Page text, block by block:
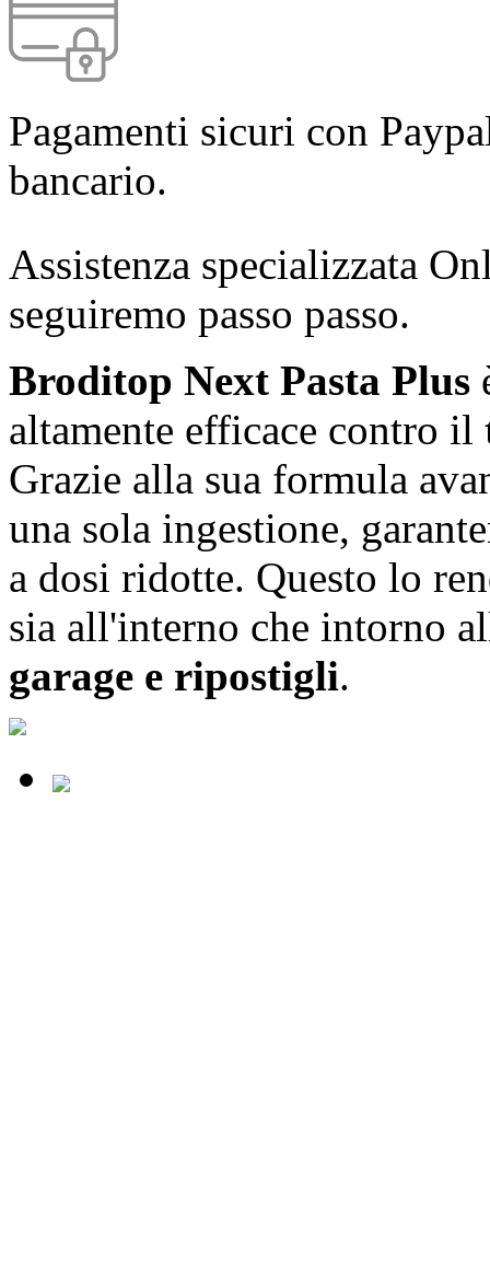
Pagamenti sicuri con
bancario.
Assistenza specializzata
seguiremo passo passo.
Broditop Next Pasta Plus
altamente efficace contro il
Grazie alla sua formula
una sola ingestione,
a dosi ridotte. Questo lo
sia all'interno che intorno
garage e ripostigli.